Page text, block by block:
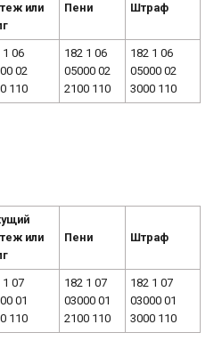
или
Пени Штраф
1 06
02
110
182 1 06
05000 02
2100 110
182 1 06
05000 02
3000 110
или
Пени Штраф
1 07
01
110
182 1 07
03000 01
2100 110
182 1 07
03000 01
3000 110